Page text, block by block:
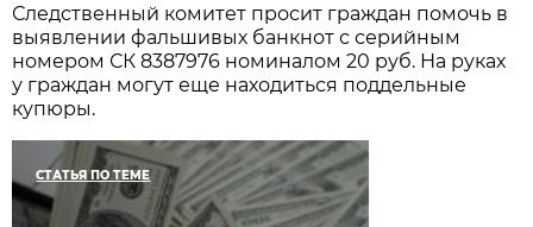
Следственный комитет просит граждан помочь в
выявлении фальшивых банкнот с серийным
номером СК 8387976 номиналом 20 руб. На руках
у граждан могут еще находиться поддельные
купюры.
СТАТЬЯ ПО ТЕМЕ